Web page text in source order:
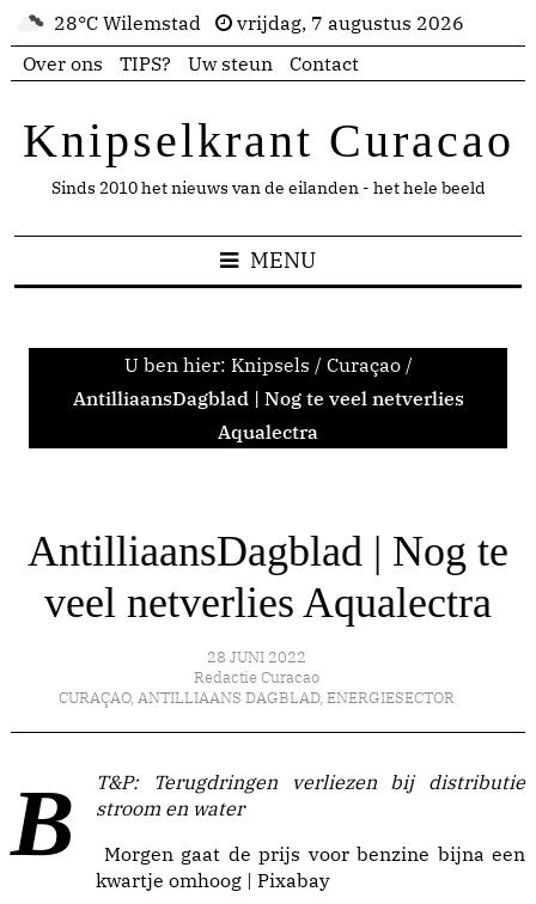
28°C Wilemstad
vrijdag, 7 augustus 2026
Over ons
TIPS? Uw steun Contact
Knipselkrant Curacao
Sinds 2010 het nieuws van de eilanden - het hele beeld
MENU
U ben hier: Knipsels / Curaçao /
AntilliaansDagblad | Nog te veel netverlies
Aqualectra
AntilliaansDagblad | Nog te
veel netverlies Aqualectra
28 JUNI 2022
Redactie Curacao
CURAÇAO, ANTILLIAANS DAGBLAD, ENERGIESECTOR
BT&P: Terugdringen verliezen bij distributie
stroom en water
Morgen gaat de prijs voor benzine bijna een
kwartje omhoog | Pixabay